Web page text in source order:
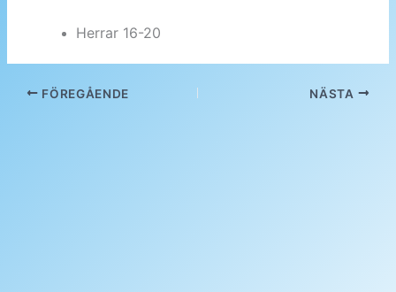
Herrar 16-20
FÖREGÅENDE NÄSTA